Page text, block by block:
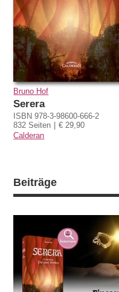
Bruno Hof
Serera
ISBN 978-3-98600-666-2
832 Seiten
€ 29,90
Calderan
Beiträge